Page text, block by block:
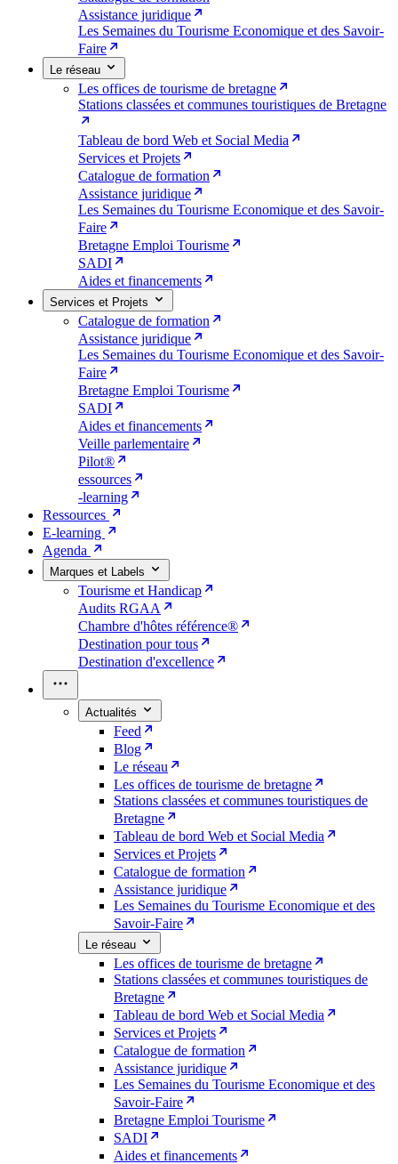
Assistance juridique
Les Semaines du Tourisme Economique et des Savoir-
Faire
Le réseau
Les offices de tourisme de bretagne
Stations classées et communes touristiques de Bretagne
Tableau de bord Web et Social Media
Services et Projets
Catalogue de formation
Assistance juridique
Les Semaines du Tourisme Economique et des Savoir-
Faire
Bretagne Emploi Tourisme
SADI
Aides et financements
Services et Projets
Catalogue de formation
Assistance juridique
Les Semaines du Tourisme Economique et des Savoir-
Faire
Bretagne Emploi Tourisme
SADI
Aides et financements
Veille parlementaire
Pilot®
essources
-learning
Ressources
E-learning
Agenda
Marques et Labels
Tourisme et Handicap
Audits RGAA
Chambre d'hôtes référence®
Destination pour tous
Destination d'excellence
Actualités
Feed
Blog
Le réseau
Les offices de tourisme de bretagne
Stations classées et communes touristiques de
Bretagne
Tableau de bord Web et Social Media
Services et Projets
Catalogue de formation
Assistance juridique
Les Semaines du Tourisme Economique et des
Savoir-Faire
Le réseau
Les offices de tourisme de bretagne
Stations classées et communes touristiques de
Bretagne
Tableau de bord Web et Social Media
Services et Projets
Catalogue de formation
Assistance juridique
Les Semaines du Tourisme Economique et des
Savoir-Faire
Bretagne Emploi Tourisme
SADI
Aides et financements